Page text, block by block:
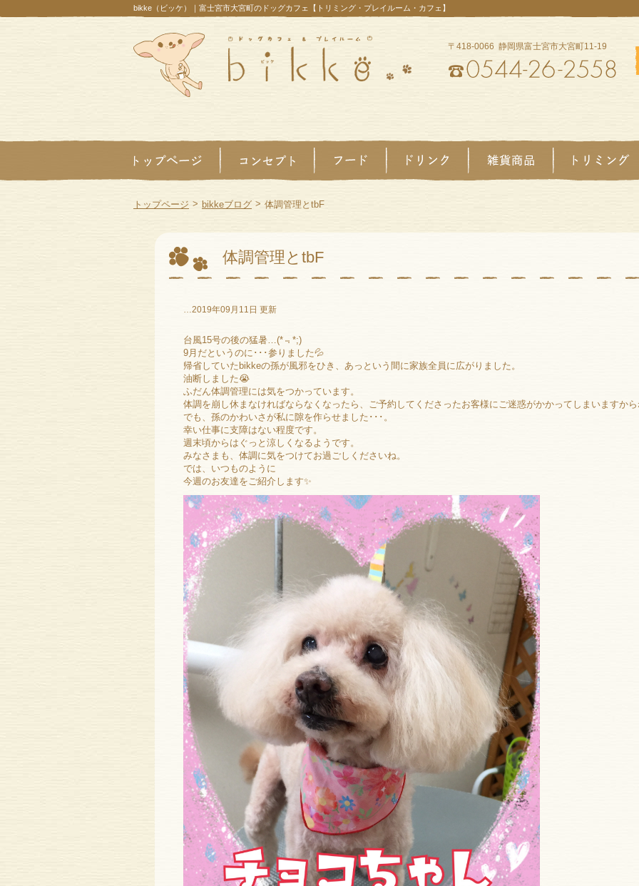
bikke（ビッケ）｜富士宮市大宮町のドッグカフェ【トリミング・プレイルーム・カフェ】
〒418-0066 静岡県富士宮市大宮町11-19
トップページ > bikkeブログ > 体調管理とtbF
体調管理とtbF
…2019年09月11日 更新
台風15号の後の猛暑…(*﹃*;)
9月だというのに･･･参りました💦
帰省していたbikkeの孫が風邪をひき、あっという間に家族全員に広がりました。
油断しました😭
ふだん体調管理には気をつかっています。
体調を崩し休まなければならなくなったら、ご予約してくださったお客様にご迷惑がかかってしまいますか
でも、孫のかわいさが私に隙を作らせました･･･。
幸い仕事に支障はない程度です。
週末頃からはぐっと涼しくなるようです。
みなさまも、体調に気をつけてお過ごしくださいね。
では、いつものように
今週のお友達をご紹介します✨